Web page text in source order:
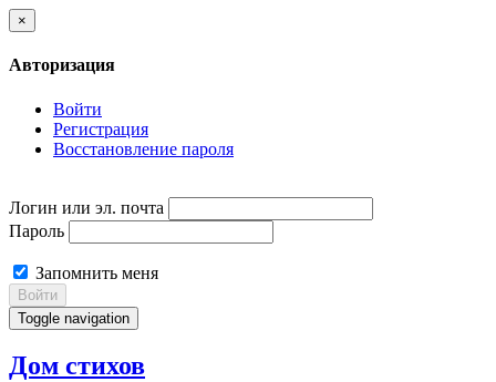
×
Авторизация
Войти
Регистрация
Восстановление пароля
Логин или эл. почта
Пароль
Запомнить меня
Войти
Toggle navigation
Дом стихов